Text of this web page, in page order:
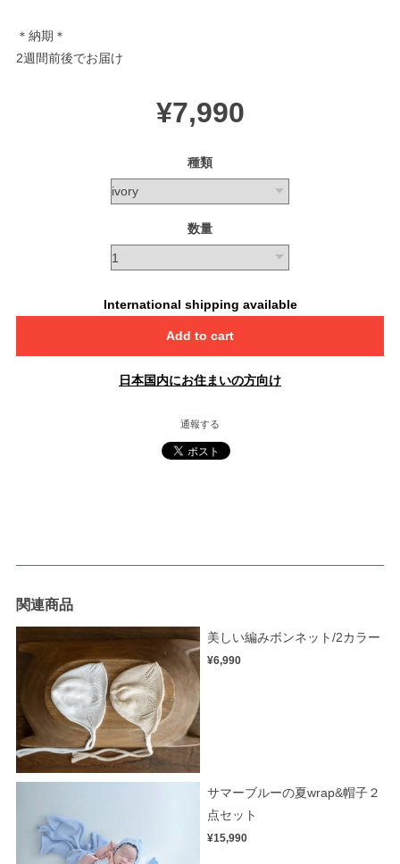
＊納期＊
2週間前後でお届け
¥7,990
種類
数量
International shipping available
Add to cart
日本国内にお住まいの方向け
通報する
関連商品
美しい編みボンネット/2カラー
¥6,990
サマーブルーの夏wrap&帽子２
点セット
¥15,990